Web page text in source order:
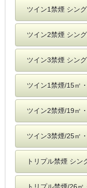
ツイン1禁煙 シン
ツイン2禁煙 シン
ツイン3禁煙 シン
ツイン1禁煙/15㎡
ツイン2禁煙/19㎡
ツイン3禁煙/25㎡
トリプル禁煙 シン